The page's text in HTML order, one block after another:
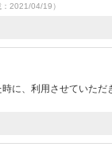
2021/04/19）
に、利用させていただ